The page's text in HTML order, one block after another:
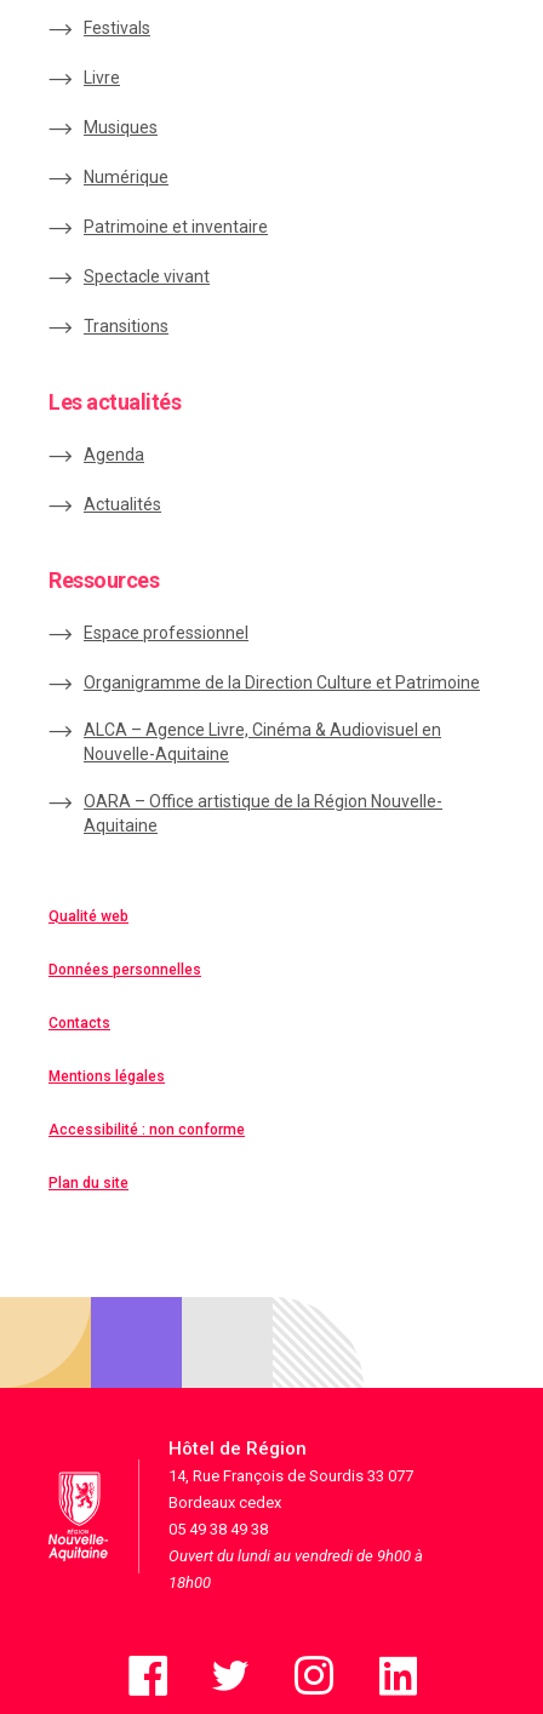
Festivals
Livre
Musiques
Numérique
Patrimoine et inventaire
Spectacle vivant
Transitions
Les actualités
Agenda
Actualités
Ressources
Espace professionnel
Organigramme de la Direction Culture et Patrimoine
ALCA – Agence Livre, Cinéma & Audiovisuel en
Nouvelle-Aquitaine
OARA – Office artistique de la Région Nouvelle-
Aquitaine
Qualité web
Données personnelles
Contacts
Mentions légales
Accessibilité : non conforme
Plan du site
Hôtel de Région
14, Rue François de Sourdis 33 077
Bordeaux cedex
05 49 38 49 38
Ouvert du lundi au vendredi de 9h00 à
18h00